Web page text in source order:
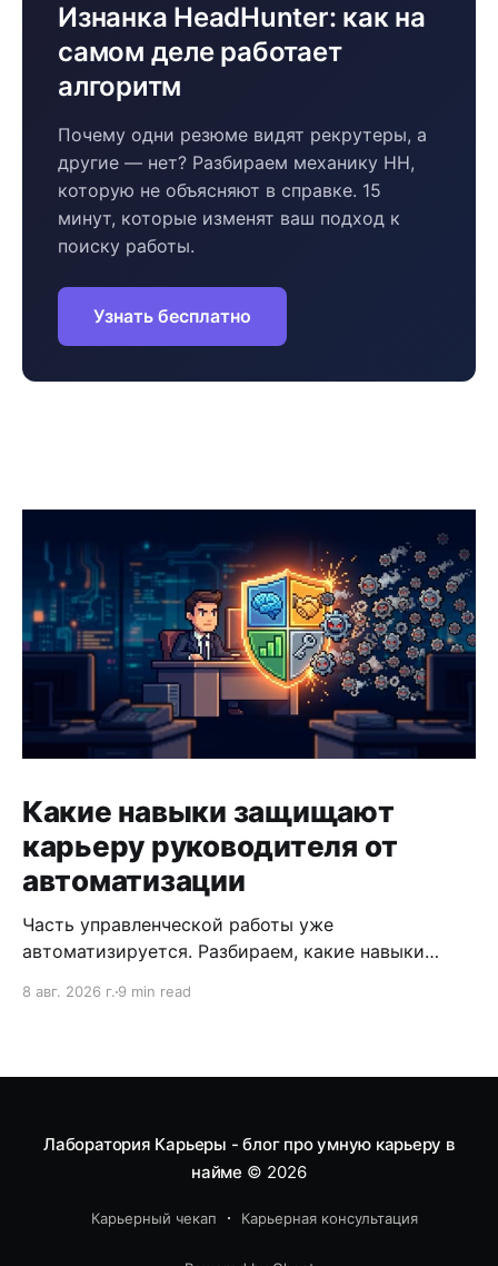
Изнанка HeadHunter: как на
самом деле работает
алгоритм
Почему одни резюме видят рекрутеры, а
другие — нет? Разбираем механику HH,
которую не объясняют в справке. 15
минут, которые изменят ваш подход к
поиску работы.
Узнать бесплатно
Какие навыки защищают
карьеру руководителя от
автоматизации
Часть управленческой работы уже
автоматизируется. Разбираем, какие навыки
8 авг. 2026 г. 9 min read
Лаборатория Карьеры - блог про умную карьеру в
найме © 2026
Карьерный чекап Карьерная консультация